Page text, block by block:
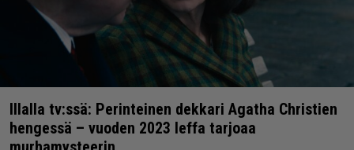
Illalla tv:ssä: Perinteinen dekkari Agatha Christien
hengessä – vuoden 2023 leffa tarjoaa